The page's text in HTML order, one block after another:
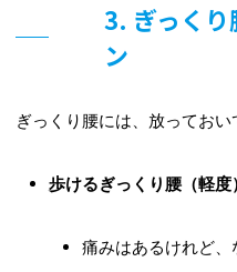
3. ぎっく
ン
ぎっくり腰には、放ってお
歩けるぎっくり腰（軽度）
痛みはあるけれど、